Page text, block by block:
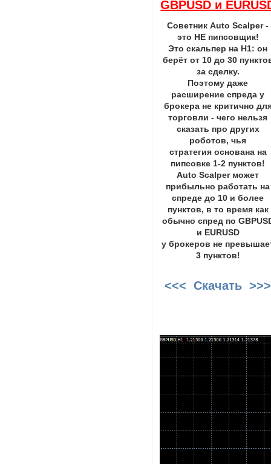
GBPUSD и
Советник Auto Scalper -
это НЕ пипсовщик!
Это скальпер на H1: он
берёт от 10 до 30
за сделку.
Поэтому даже
расширение спреда у
брокера не критично
торговли - чего нельзя
сказать про других
роботов, чья
стратегия основана на
пипсовке 1-2 пунктов!
Auto Scalper может
прибыльно работать на
спреде до 10 и более
пунктов, в то время как
обычно спред по
и EURUSD
у брокеров не
3 пунктов!
<<< Скачать >>>